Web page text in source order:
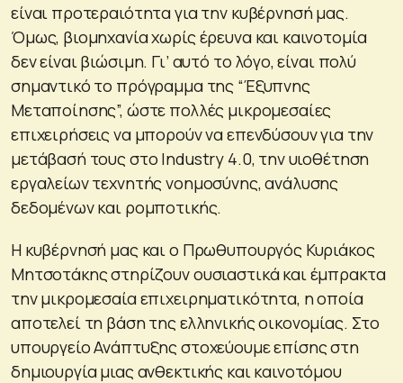
είναι προτεραιότητα για την κυβέρνησή μας.
Όμως, βιομηχανία χωρίς έρευνα και καινοτομία
δεν είναι βιώσιμη. Γι’ αυτό το λόγο, είναι πολύ
σημαντικό το πρόγραμμα της “Έξυπνης
Μεταποίησης”, ώστε πολλές μικρομεσαίες
επιχειρήσεις να μπορούν να επενδύσουν για την
μετάβασή τους στο Industry 4.0, την υιοθέτηση
εργαλείων τεχνητής νοημοσύνης, ανάλυσης
δεδομένων και ρομποτικής.
Η κυβέρνησή μας και ο Πρωθυπουργός Κυριάκος
Μητσοτάκης στηρίζουν ουσιαστικά και έμπρακτα
την μικρομεσαία επιχειρηματικότητα, η οποία
αποτελεί τη βάση της ελληνικής οικονομίας. Στο
υπουργείο Ανάπτυξης στοχεύουμε επίσης στη
δημιουργία μιας ανθεκτικής και καινοτόμου